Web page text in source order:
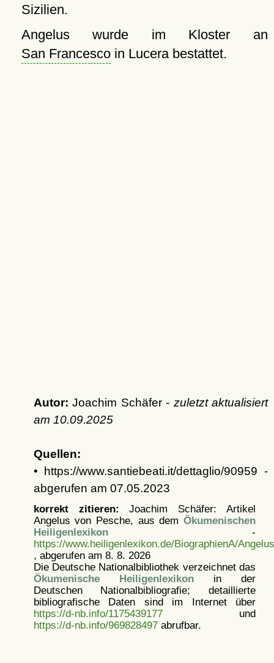
Sizilien.
Angelus wurde im Kloster an
San Francescoin Lucera bestattet.
Autor: Joachim Schäfer - zuletzt aktualisiert
am 10.09.2025
Quellen:
• https://www.santiebeati.it/dettaglio/90959 -
abgerufen am 07.05.2023
korrekt zitieren: Joachim Schäfer: Artikel
Angelus von Pesche, aus dem Ökumenischen
Heiligenlexikon-
https://www.heiligenlexikon.de/BiographienA/
, abgerufen am 8. 8. 2026
Die Deutsche Nationalbibliothek verzeichnet das
Ökumenische Heiligenlexikonin der
Deutschen Nationalbibliografie; detaillierte
bibliografische Daten sind im Internet über
https://d-nb.info/1175439177und
https://d-nb.info/969828497abrufbar.